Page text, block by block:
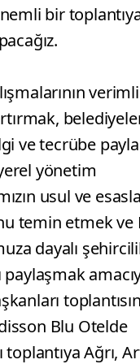
bir
ve tecrübe
yönetim
usul ve
temin etmek ve
dayalı
paylaşmak
Blu Otelde
toplantıya Ağrı,